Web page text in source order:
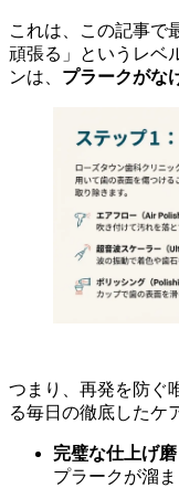
これは、この記事で
頑張る」というレベ
ンは、 プラークがな
つまり、再発を防ぐ
る毎日の徹底したケ
完璧な仕上げ
プラークが溜